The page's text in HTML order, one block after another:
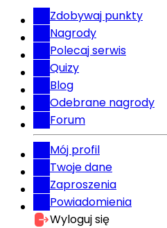
Zdobywaj punkty
Nagrody
Polecaj serwis
Quizy
Blog
Odebrane nagrody
Forum
Mój profil
Twoje dane
Zaproszenia
Powiadomienia
Wyloguj się